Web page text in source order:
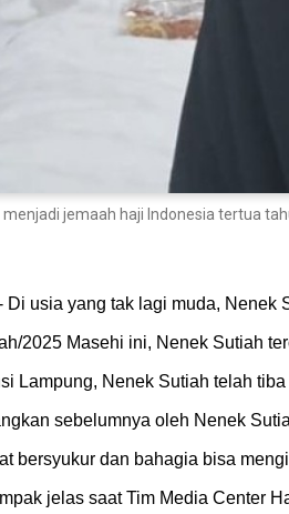
jemaah haji Indonesia tertua
Di usia yang tak lagi muda, Nenek
2025 Masehi ini, Nenek Sutiah
Lampung, Nenek Sutiah telah
sebelumnya oleh Nenek
bersyukur dan bahagia bisa
jelas saat Tim Media Center